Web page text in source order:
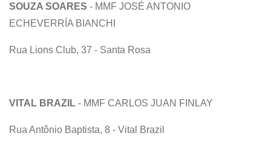
SOUZA SOARES - MMF JOSÉ ANTONIO
ECHEVERRÍA BIANCHI
Rua Lions Club, 37 - Santa Rosa
VITAL BRAZIL - MMF CARLOS JUAN FINLAY
Rua Antônio Baptista, 8 - Vital Brazil